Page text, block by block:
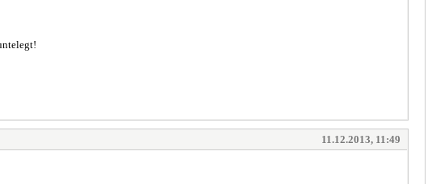
11.12.2013, 11:49